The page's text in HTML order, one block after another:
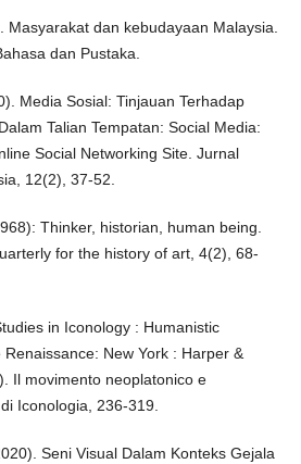
Masyarakat dan kebudayaan Malaysia.
dan Pustaka.
Media Sosial: Tinjauan Terhadap
Talian Tempatan: Social Media:
Social Networking Site. Jurnal
12(2), 37-52.
Thinker, historian, human being.
for the history of art, 4(2), 68-
in Iconology : Humanistic
New York : Harper &
Il movimento neoplatonico e
Iconologia, 236-319.
Seni Visual Dalam Konteks Gejala